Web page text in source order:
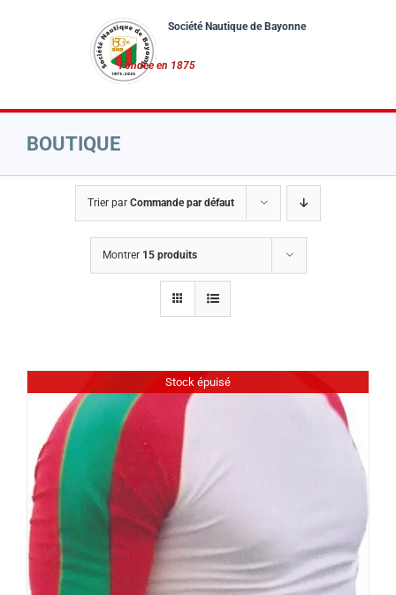
BOUTIQUE
Trier par Commande par défaut
Montrer 15 produits
Stock épuisé